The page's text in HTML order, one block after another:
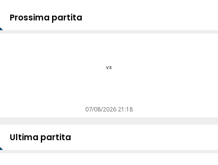
Prossima partita
vs
07/08/2026 21:18
Ultima partita